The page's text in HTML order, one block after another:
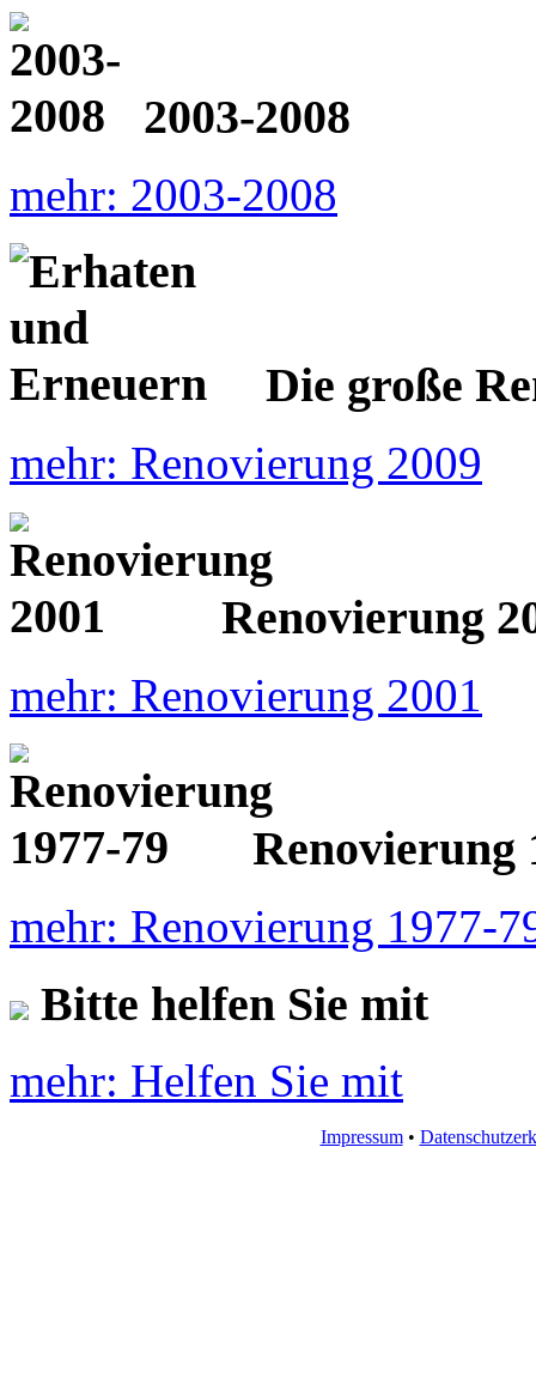
2003-2008
mehr: 2003-2008
Die große
mehr: Renovierung 2009
Renovierung
mehr: Renovierung 2001
Renovierung
mehr: Renovierung 1977-
Bitte helfen Sie mit
mehr: Helfen Sie mit
Impressum•